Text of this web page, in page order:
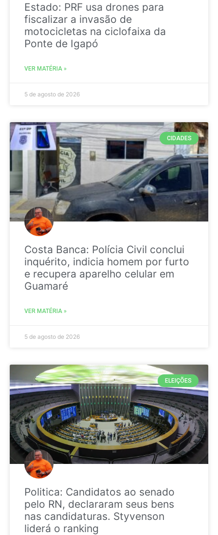
Estado: PRF usa drones para
fiscalizar a invasão de
motocicletas na ciclofaixa da
Ponte de Igapó
VER MATÉRIA »
5 de agosto de 2026
CIDADES
Costa Banca: Polícia Civil conclui
inquérito, indicia homem por furto
e recupera aparelho celular em
Guamaré
VER MATÉRIA »
5 de agosto de 2026
ELEIÇÕES
Politica: Candidatos ao senado
pelo RN, declararam seus bens
nas candidaturas. Styvenson
liderá o ranking